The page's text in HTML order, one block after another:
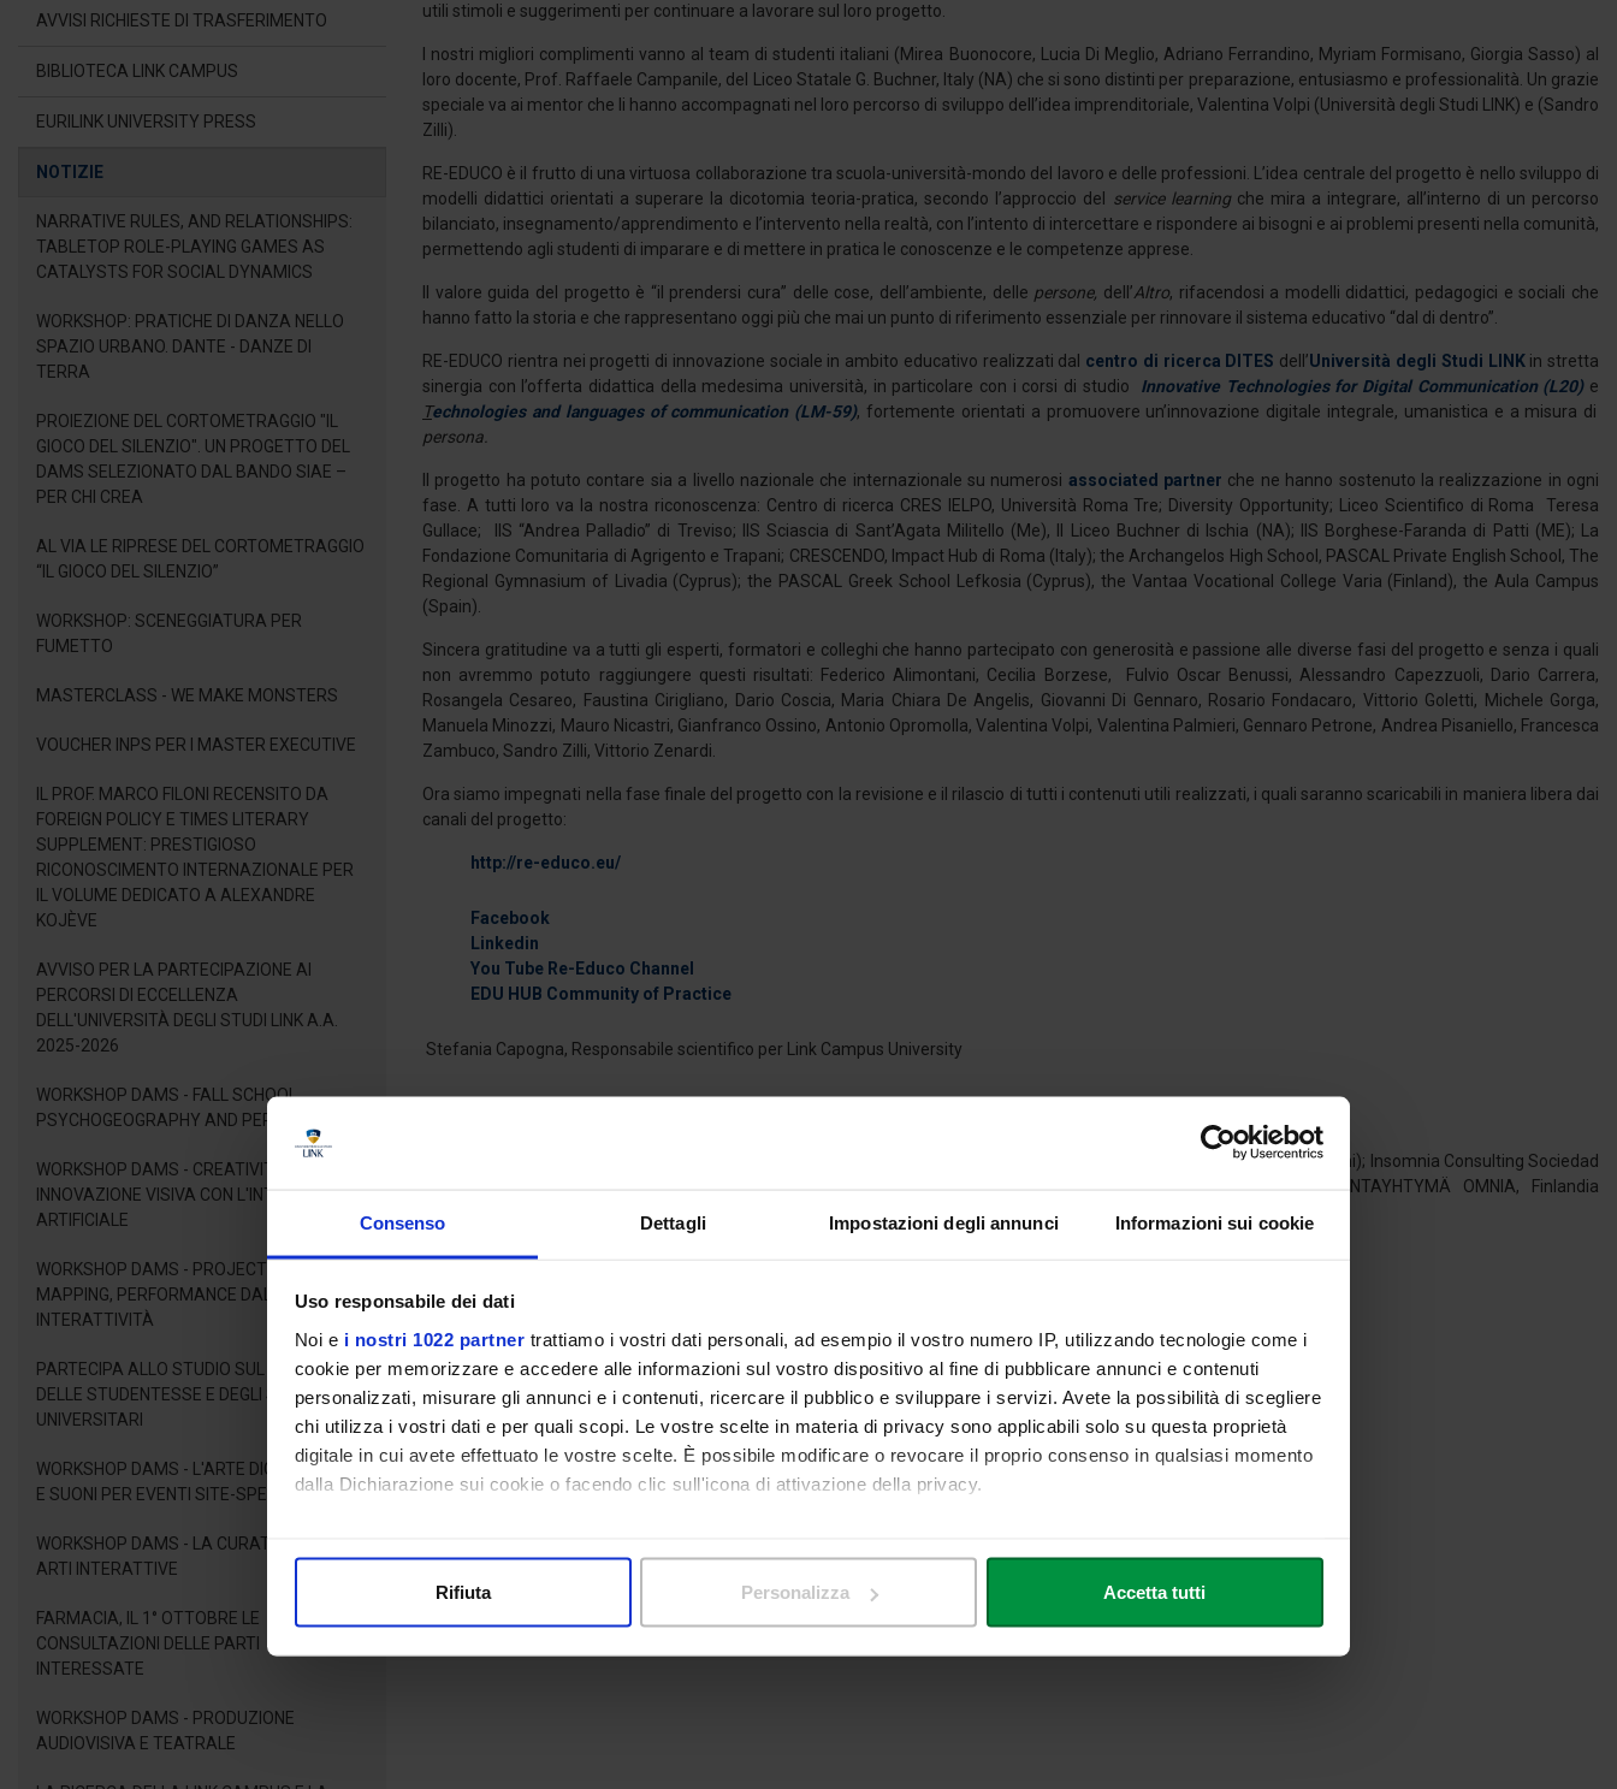
Consenso Dettagli Impostazioni degli annunci Informazioni sui cookie
Uso responsabile dei dati
Noi e i nostri 1022 partner trattiamo i vostri dati personali, ad esempio il vostro numero IP, utilizzando tecnologie come i
cookie per memorizzare e accedere alle informazioni sul vostro dispositivo al fine di pubblicare annunci e contenuti
personalizzati, misurare gli annunci e i contenuti, ricercare il pubblico e sviluppare i servizi. Avete la possibilità di scegliere
chi utilizza i vostri dati e per quali scopi. Le vostre scelte in materia di privacy sono applicabili solo su questa proprietà
digitale in cui avete effettuato le vostre scelte. È possibile modificare o revocare il proprio consenso in qualsiasi momento
dalla Dichiarazione sui cookie o facendo clic sull'icona di attivazione della privacy.
Identificare il tuo dispositivo, scansionandolo attivamente alla ricerca di caratteristiche specifiche (impronte digitali).
di analisi dei dati web, pubblicità e social media, i quali potrebbero combinarle con altre informazioni che ha fornito loro o
Rifiuta Personalizza Accetta tutti
AVVISI RICHIESTE DI TRASFERIMENTO
BIBLIOTECA LINK CAMPUS
EURILINK UNIVERSITY PRESS
NOTIZIE
NARRATIVE RULES, AND RELATIONSHIPS:
TABLETOP ROLE-PLAYING GAMES AS
CATALYSTS FOR SOCIAL DYNAMICS
WORKSHOP: PRATICHE DI DANZA NELLO
SPAZIO URBANO. DANTE - DANZE DI
TERRA
PROIEZIONE DEL CORTOMETRAGGIO "IL
GIOCO DEL SILENZIO". UN PROGETTO DEL
DAMS SELEZIONATO DAL BANDO SIAE –
PER CHI CREA
AL VIA LE RIPRESE DEL CORTOMETRAGGIO
“IL GIOCO DEL SILENZIO”
WORKSHOP: SCENEGGIATURA PER
FUMETTO
MASTERCLASS - WE MAKE MONSTERS
VOUCHER INPS PER I MASTER EXECUTIVE
IL PROF. MARCO FILONI RECENSITO DA
FOREIGN POLICY E TIMES LITERARY
SUPPLEMENT: PRESTIGIOSO
RICONOSCIMENTO INTERNAZIONALE PER
IL VOLUME DEDICATO A ALEXANDRE
KOJÈVE
AVVISO PER LA PARTECIPAZIONE AI
PERCORSI DI ECCELLENZA
DELL'UNIVERSITÀ DEGLI STUDI LINK A.A.
2025-2026
WORKSHOP DAMS - FALL SCHOOL
PSYCHOGEOGRAPHY AND PERFORMANCE
WORKSHOP DAMS - CREATIVITÀ E
INNOVAZIONE VISIVA CON L'INTELLIGENZA
ARTIFICIALE
WORKSHOP DAMS - PROJECTION
MAPPING, PERFORMANCE DAL VIVO E
INTERATTIVITÀ
PARTECIPA ALLO STUDIO SUL BENESSERE
DELLE STUDENTESSE E DEGLI STUDENTI
UNIVERSITARI
WORKSHOP DAMS - L'ARTE DIGITALE: LUCI
E SUONI PER EVENTI SITE-SPECIFIC
WORKSHOP DAMS - LA CURATELA PER LE
ARTI INTERATTIVE
FARMACIA, IL 1° OTTOBRE LE
CONSULTAZIONI DELLE PARTI
INTERESSATE
WORKSHOP DAMS - PRODUZIONE
AUDIOVISIVA E TEATRALE
utili stimoli e suggerimenti per continuare a lavorare sul loro progetto.
I nostri migliori complimenti vanno al team di studenti italiani (Mirea Buonocore, Lucia Di Meglio, Adriano Ferrandino, Myriam Formisano, Giorgia Sasso) al
loro docente, Prof. Raffaele Campanile, del Liceo Statale G. Buchner, Italy (NA) che si sono distinti per preparazione, entusiasmo e professionalità. Un grazie
speciale va ai mentor che li hanno accompagnati nel loro percorso di sviluppo dell’idea imprenditoriale, Valentina Volpi (Università degli Studi LINK) e (Sandro
Zilli).
RE-EDUCO è il frutto di una virtuosa collaborazione tra scuola-università-mondo del lavoro e delle professioni. L’idea centrale del progetto è nello sviluppo di
modelli didattici orientati a superare la dicotomia teoria-pratica, secondo l’approccio del service learningche mira a integrare, all’interno di un percorso
bilanciato, insegnamento/apprendimento e l’intervento nella realtà, con l’intento di intercettare e rispondere ai bisogni e ai problemi presenti nella comunità,
permettendo agli studenti di imparare e di mettere in pratica le conoscenze e le competenze apprese.
Il valore guida del progetto è “il prendersi cura” delle cose, dell’ambiente, delle persone, dell’Altro, rifacendosi a modelli didattici, pedagogici e sociali che
hanno fatto la storia e che rappresentano oggi più che mai un punto di riferimento essenziale per rinnovare il sistema educativo “dal di dentro”.
RE-EDUCO rientra nei progetti di innovazione sociale in ambito educativo realizzati dal centro di ricerca DITES dell’Università degli Studi LINKin stretta
sinergia con l’offerta didattica della medesima università, in particolare con i corsi di studio Innovative Technologies for Digital Communication (L20)e
Technologies and languages of communication (LM-59), fortemente orientati a promuovere un’innovazione digitale integrale, umanistica e a misura di
persona.
Il progetto ha potuto contare sia a livello nazionale che internazionale su numerosi associated partner che ne hanno sostenuto la realizzazione in ogni
fase. A tutti loro va la nostra riconoscenza: Centro di ricerca CRES IELPO, Università Roma Tre; Diversity Opportunity; Liceo Scientifico di Roma Teresa
Gullace; IIS “Andrea Palladio” di Treviso; IIS Sciascia di Sant’Agata Militello (Me), Il Liceo Buchner di Ischia (NA); IIS Borghese-Faranda di Patti (ME); La
Fondazione Comunitaria di Agrigento e Trapani; CRESCENDO, Impact Hub di Roma (Italy); the Archangelos High School, PASCAL Private English School, The
Regional Gymnasium of Livadia (Cyprus); the PASCAL Greek School Lefkosia (Cyprus), the Vantaa Vocational College Varia (Finland), the Aula Campus
(Spain).
Sincera gratitudine va a tutti gli esperti, formatori e colleghi che hanno partecipato con generosità e passione alle diverse fasi del progetto e senza i quali
non avremmo potuto raggiungere questi risultati: Federico Alimontani, Cecilia Borzese, Fulvio Oscar Benussi, Alessandro Capezzuoli, Dario Carrera,
Rosangela Cesareo, Faustina Cirigliano, Dario Coscia, Maria Chiara De Angelis, Giovanni Di Gennaro, Rosario Fondacaro, Vittorio Goletti, Michele Gorga,
Manuela Minozzi, Mauro Nicastri, Gianfranco Ossino, Antonio Opromolla, Valentina Volpi, Valentina Palmieri, Gennaro Petrone, Andrea Pisaniello, Francesca
Zambuco, Sandro Zilli, Vittorio Zenardi.
Ora siamo impegnati nella fase finale del progetto con la revisione e il rilascio di tutti i contenuti utili realizzati, i quali saranno scaricabili in maniera libera dai
canali del progetto:
http://re-educo.eu/
Facebook
Linkedin
You Tube Re-Educo Channel
EDU HUB Community of Practice
Stefania Capogna, Responsabile scientifico per Link Campus University
Link Campus University; Italian Digital Revolution, Italia (@ItalianDigitalRevolution); Hellenic Open University, Grecia (@eapuni); Insomnia Consulting Sociedad
Limidada, Spagna; Cyprus Computer Society, Cipro (@CyprusComputerSociety); ESPOON SEUDUN KOULUTUSKUNTAYHTYMÄ OMNIA, Finlandia